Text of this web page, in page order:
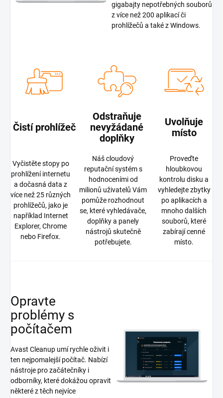
gigabajty nepotřebných souborů
z více než 200 aplikací či
prohlížečů a také z Windows.
Čistí prohlížeč
Odstraňuje
nevyžádané
doplňky
Uvolňuje
místo
Vyčistěte stopy po
prohlížení internetu
a dočasná data z
více než 25 různých
prohlížečů, jako je
například Internet
Explorer, Chrome
nebo Firefox.
Náš cloudový
reputační systém s
hodnoceními od
milionů uživatelů Vám
pomůže rozhodnout
se, které vyhledávače,
doplňky a panely
nástrojů skutečně
potřebujete.
Proveďte
hloubkovou
kontrolu disku a
vyhledejte zbytky
po aplikacích a
mnoho dalších
souborů, které
zabírají cenné
místo.
Opravte
problémy s
počítačem
Avast Cleanup umí rychle oživit i
ten nejpomalejší počítač. Nabízí
nástroje pro začátečníky i
odborníky, které dokážou opravit
některé z těch nejvíce